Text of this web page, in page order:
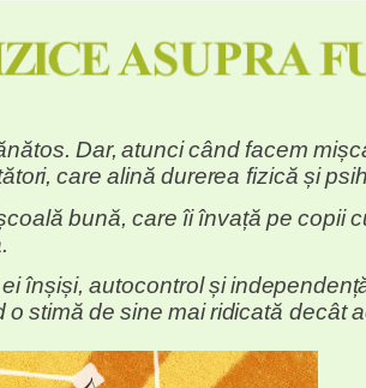
Dar, atuncicând facem
care alină durerea fizică și
bună, care îiînvață pe copii
eiînșiși, autocontrolși
o stimă de sine mairidicată decât